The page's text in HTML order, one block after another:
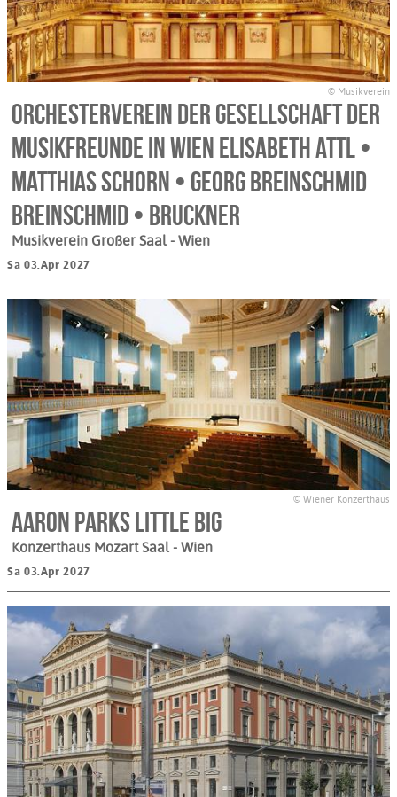
© Musikverein
Orchesterverein der Gesellschaft der
Musikfreunde in Wien Elisabeth Attl •
Matthias Schorn • Georg Breinschmid
Breinschmid • Bruckner
Musikverein Großer Saal - Wien
Sa 03.Apr 2027
© Wiener Konzerthaus
Aaron Parks Little Big
Konzerthaus Mozart Saal - Wien
Sa 03.Apr 2027